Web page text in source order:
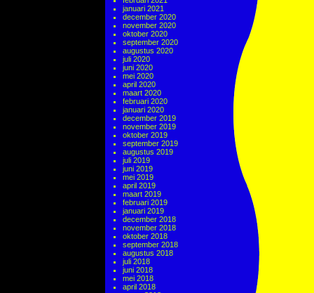
januari 2021
december 2020
november 2020
oktober 2020
september 2020
augustus 2020
juli 2020
juni 2020
mei 2020
april 2020
maart 2020
februari 2020
januari 2020
december 2019
november 2019
oktober 2019
september 2019
augustus 2019
juli 2019
juni 2019
mei 2019
april 2019
maart 2019
februari 2019
januari 2019
december 2018
november 2018
oktober 2018
september 2018
augustus 2018
juli 2018
juni 2018
mei 2018
april 2018